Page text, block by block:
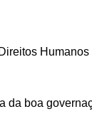
da boa